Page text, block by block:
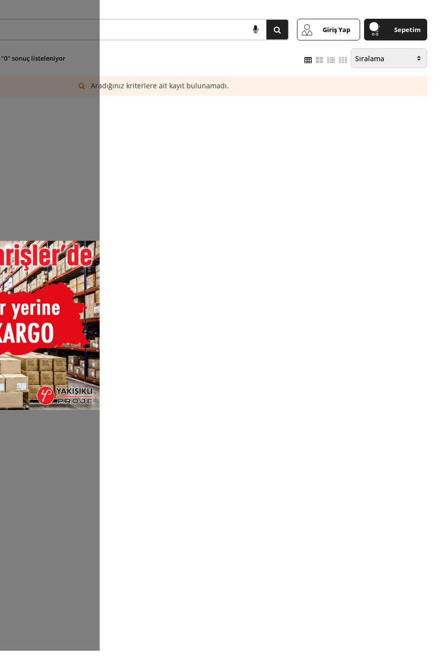
Giriş Yap Sepetim
"0" sonuç listeleniyor
Aradığınız kriterlere ait kayıt bulunamadı.